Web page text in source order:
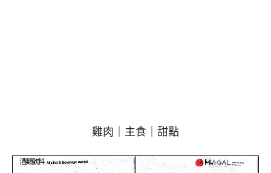
雞肉｜主食｜甜點